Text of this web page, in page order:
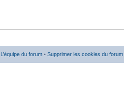
L’équipe du forum • Supprimer les cookies du forum